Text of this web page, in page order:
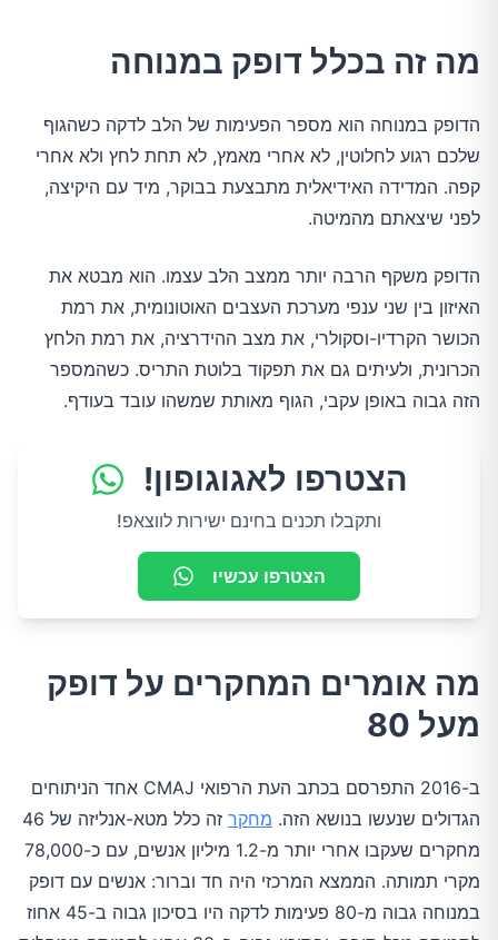
מה זה בכלל דופק במנוחה
הדופק במנוחה הוא מספר הפעימות של הלב לדקה כשהגוף
שלכם רגוע לחלוטין, לא אחרי מאמץ, לא תחת לחץ ולא אחרי
קפה. המדידה האידיאלית מתבצעת בבוקר, מיד עם היקיצה,
לפני שיצאתם מהמיטה.
הדופק משקף הרבה יותר ממצב הלב עצמו. הוא מבטא את
האיזון בין שני ענפי מערכת העצבים האוטונומית, את רמת
הכושר הקרדיו-וסקולרי, את מצב ההידרציה, את רמת הלחץ
הכרונית, ולעיתים גם את תפקוד בלוטת התריס. כשהמספר
הזה גבוה באופן עקבי, הגוף מאותת שמשהו עובד בעודף.
הצטרפו לאגוגופון!
ותקבלו תכנים בחינם ישירות לווצאפ!
הצטרפו עכשיו
מה אומרים המחקרים על דופק
מעל 80
ב-2016 התפרסם בכתב העת הרפואי CMAJ אחד הניתוחים
הגדולים שנעשו בנושא הזה. מחקר
זה כלל מטא-אנליזה של 46
מחקרים שעקבו אחרי יותר מ-1.2 מיליון אנשים, עם כ-78,000
מקרי תמותה. הממצא המרכזי היה חד וברור: אנשים עם דופק
במנוחה גבוה מ-80 פעימות לדקה היו בסיכון גבוה ב-45 אחוז